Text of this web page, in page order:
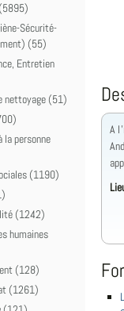
Sécurité-
(55)
Entretien
nettoyage (51)
la personne
(1190)
(1242)
humaines
(128)
(1261)
A